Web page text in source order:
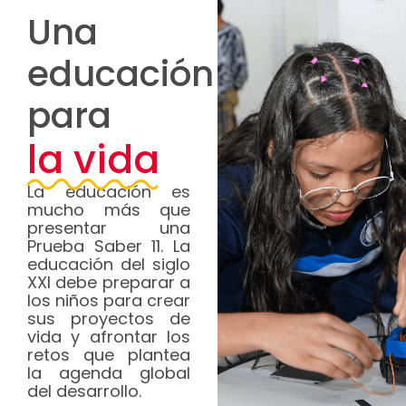
Una
educación
para
la vida
La educación es
mucho más que
presentar una
Prueba Saber 11. La
educación del siglo
XXI debe preparar a
los niños para crear
sus proyectos de
vida y afrontar los
retos que plantea
la agenda global
del desarrollo.